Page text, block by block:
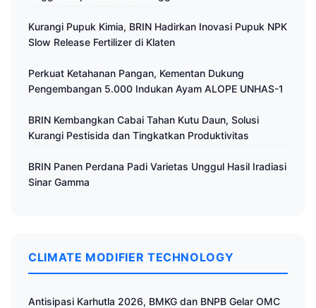
Kurangi Pupuk Kimia, BRIN Hadirkan Inovasi Pupuk NPK
Slow Release Fertilizer di Klaten
Perkuat Ketahanan Pangan, Kementan Dukung
Pengembangan 5.000 Indukan Ayam ALOPE UNHAS-1
BRIN Kembangkan Cabai Tahan Kutu Daun, Solusi
Kurangi Pestisida dan Tingkatkan Produktivitas
BRIN Panen Perdana Padi Varietas Unggul Hasil Iradiasi
Sinar Gamma
CLIMATE MODIFIER TECHNOLOGY
Antisipasi Karhutla 2026, BMKG dan BNPB Gelar OMC